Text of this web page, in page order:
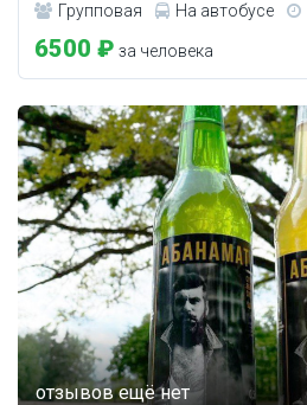
Групповая На автобусе
6500 ₽ за человека